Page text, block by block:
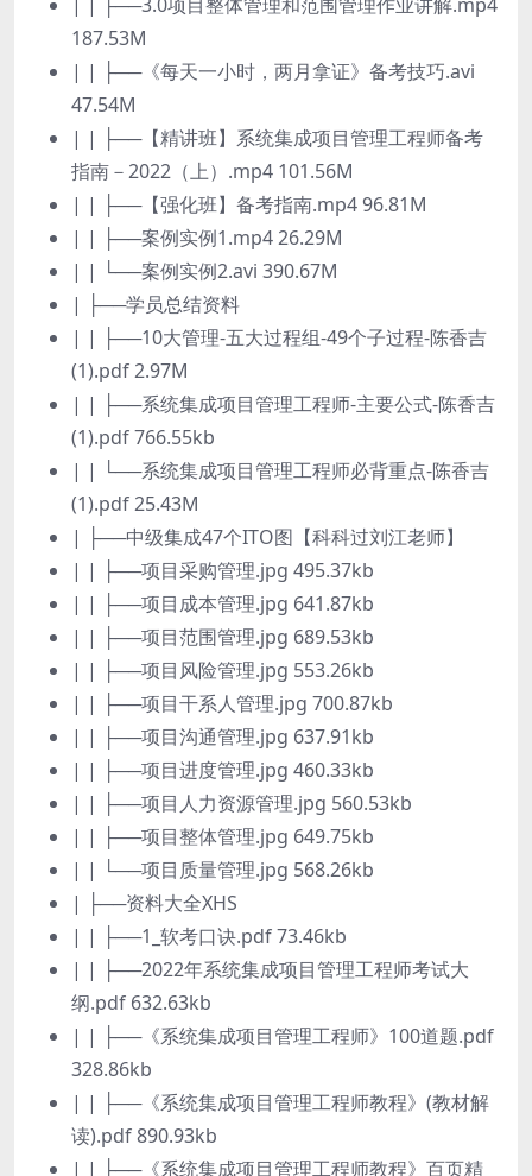
187.53M
| | ├──《每天一小时，两月拿证》备考技巧.avi
47.54M
| | ├──【精讲班】系统集成项目管理工程师备考
指南－2022（上）.mp4 101.56M
| | ├──【强化班】备考指南.mp4 96.81M
| | ├──案例实例1.mp4 26.29M
| | └──案例实例2.avi 390.67M
| ├──学员总结资料
| | ├──10大管理-五大过程组-49个子过程-陈香吉
(1).pdf 2.97M
| | ├──系统集成项目管理工程师-主要公式-陈香吉
(1).pdf 766.55kb
| | └──系统集成项目管理工程师必背重点-陈香吉
(1).pdf 25.43M
| ├──中级集成47个ITO图【科科过刘江老师】
| | ├──项目采购管理.jpg 495.37kb
| | ├──项目成本管理.jpg 641.87kb
| | ├──项目范围管理.jpg 689.53kb
| | ├──项目风险管理.jpg 553.26kb
| | ├──项目干系人管理.jpg 700.87kb
| | ├──项目沟通管理.jpg 637.91kb
| | ├──项目进度管理.jpg 460.33kb
| | ├──项目人力资源管理.jpg 560.53kb
| | ├──项目整体管理.jpg 649.75kb
| | └──项目质量管理.jpg 568.26kb
| ├──资料大全XHS
| | ├──1_软考口诀.pdf 73.46kb
| | ├──2022年系统集成项目管理工程师考试大
纲.pdf 632.63kb
| | ├──《系统集成项目管理工程师》100道题.pdf
328.86kb
| | ├──《系统集成项目管理工程师教程》(教材解
读).pdf 890.93kb
| | ├──《系统集成项目管理工程师教程》百页精